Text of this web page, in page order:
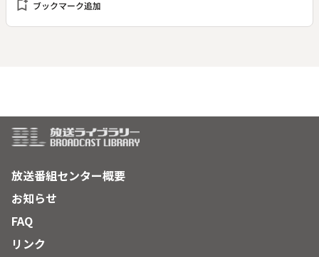
ド、さらにはライフスタイルや日常で大切にしていることなど
bookmark_add ブックマーク追加
放送番組センター概要
お知らせ
FAQ
リンク